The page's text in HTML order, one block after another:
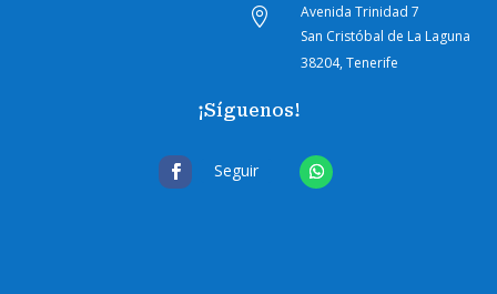

Avenida Trinidad 7
San Cristóbal de La Laguna
38204, Tenerife
¡Síguenos!
Seguir